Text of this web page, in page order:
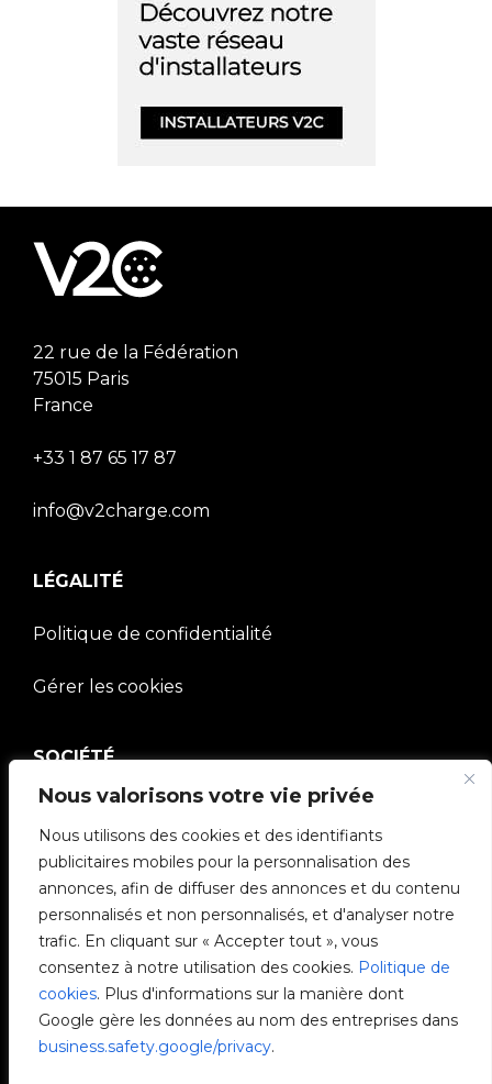
Nous valorisons votre vie privée
Nous utilisons des cookies et des identifiants
publicitaires mobiles pour la personnalisation des
annonces, afin de diffuser des annonces et du contenu
personnalisés et non personnalisés, et d'analyser notre
trafic. En cliquant sur « Accepter tout », vous
consentez à notre utilisation des cookies. Politique de
cookies. Plus d'informations sur la manière dont
Google gère les données au nom des entreprises dans
business.safety.google/privacy.
22 rue de la Fédération
75015 Paris
France
+33 1 87 65 17 87
info@v2charge.com
LÉGALITÉ
Politique de confidentialité
Gérer les cookies
SOCIÉTÉ
Communauté V2C
e-Chargers
V2C Cloud
V2C Payments
Blog